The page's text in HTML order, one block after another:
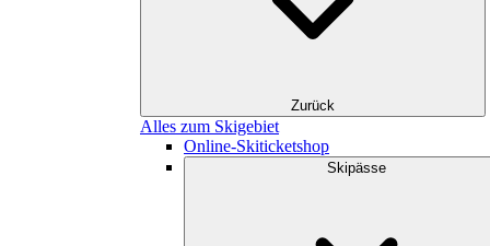
Zurück
Alles zum Skigebiet
Online-Skiticketshop
Skipässe